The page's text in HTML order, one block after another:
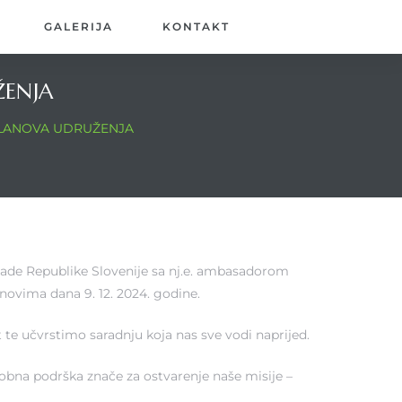
GALERIJA KONTAKT
UDRUŽENJA
Republike Slovenije sa nj.e. ambasadorom
dana 9. 12. 2024. godine.
učvrstimo saradnju koja nas sve vodi naprijed.
podrška znače za ostvarenje naše misije –